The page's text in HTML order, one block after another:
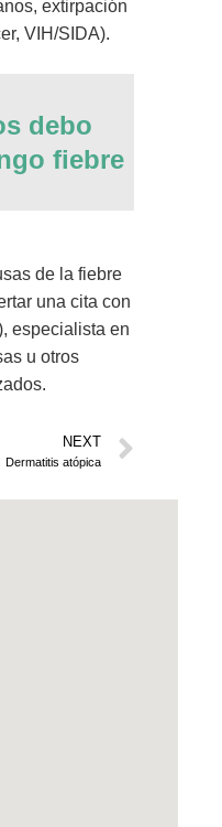
extirpación
VIH/SIDA).
debo
fiebre
de la fiebre
una cita con
especialista en
u otros
NEXT
Dermatitis atópica